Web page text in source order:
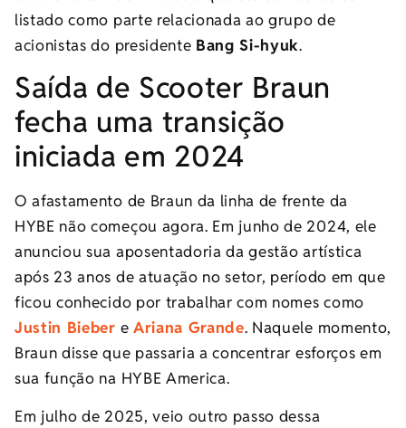
listado como parte relacionada ao grupo de
acionistas do presidente Bang Si-hyuk.
Saída de Scooter Braun
fecha uma transição
iniciada em 2024
O afastamento de Braun da linha de frente da
HYBE não começou agora. Em junho de 2024, ele
anunciou sua aposentadoria da gestão artística
após 23 anos de atuação no setor, período em que
ficou conhecido por trabalhar com nomes como
Justin Bieber e Ariana Grande. Naquele momento,
Braun disse que passaria a concentrar esforços em
sua função na HYBE America.
Em julho de 2025, veio outro passo dessa